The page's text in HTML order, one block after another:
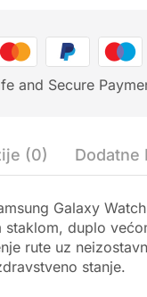
and Secure
(0) Dodatne
Galaxy
staklom, duplo
rute uz
stanje.